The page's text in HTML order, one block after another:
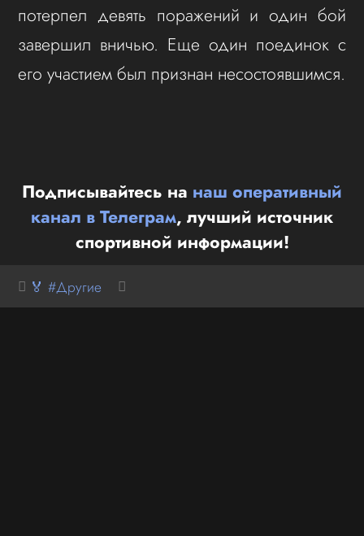
потерпел девять поражений и один бой
завершил вничью. Еще один поединок с
его участием был признан несостоявшимся.
Подписывайтесь на наш оперативный
канал в Телеграм, лучший источник
спортивной информации!
🏅 #Другие